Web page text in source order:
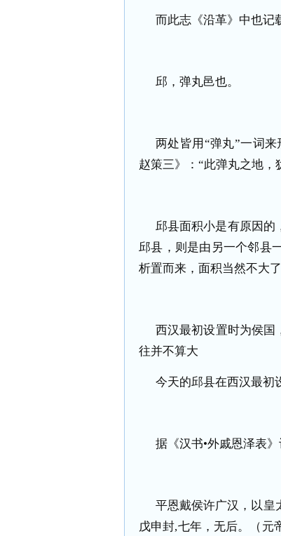
而此志《沿革》中也记
邱，弹丸邑也。
两处皆用“弹丸”一词
赵策三》：“此弹丸之地，
邱县面积小是有原因的
邱县，则是由另一个邻县
析置而来，面积当然不大了
西汉最初设置时为侯国
往并不算大
今天的邱县在西汉最初
据《汉书•外戚恩泽表》
平恩戴侯许广汉，以皇
戊申封,七年，无后。（